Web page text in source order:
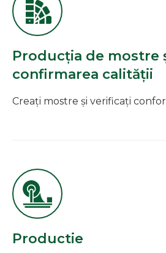
Producția de mostre
confirmarea calității
Creați mostre și verificați
Productie